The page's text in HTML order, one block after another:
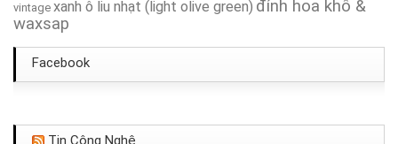
vintage xanh ô liu nhạt (light olive green) đính hoa khô &
waxsap
Facebook
Tin Công Nghệ